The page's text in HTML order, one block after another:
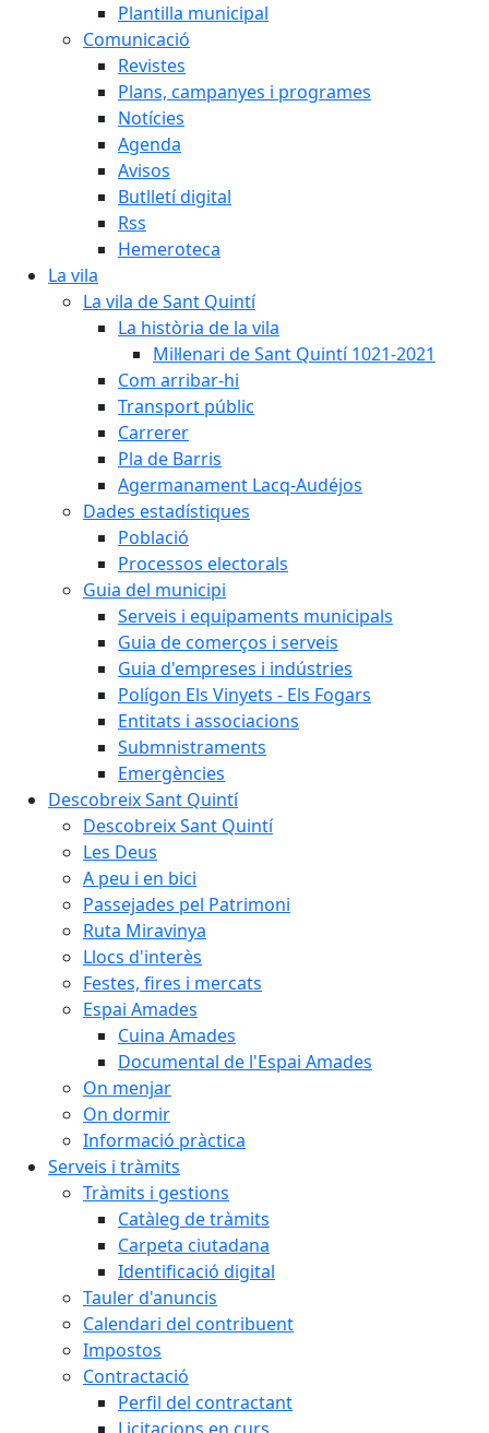
Plantilla municipal
Comunicació
Revistes
Plans, campanyes i programes
Notícies
Agenda
Avisos
Butlletí digital
Rss
Hemeroteca
La vila
La vila de Sant Quintí
La història de la vila
Mil·lenari de Sant Quintí 1021-2021
Com arribar-hi
Transport públic
Carrerer
Pla de Barris
Agermanament Lacq-Audéjos
Dades estadístiques
Població
Processos electorals
Guia del municipi
Serveis i equipaments municipals
Guia de comerços i serveis
Guia d'empreses i indústries
Polígon Els Vinyets - Els Fogars
Entitats i associacions
Submnistraments
Emergències
Descobreix Sant Quintí
Descobreix Sant Quintí
Les Deus
A peu i en bici
Passejades pel Patrimoni
Ruta Miravinya
Llocs d'interès
Festes, fires i mercats
Espai Amades
Cuina Amades
Documental de l'Espai Amades
On menjar
On dormir
Informació pràctica
Serveis i tràmits
Tràmits i gestions
Catàleg de tràmits
Carpeta ciutadana
Identificació digital
Tauler d'anuncis
Calendari del contribuent
Impostos
Contractació
Perfil del contractant